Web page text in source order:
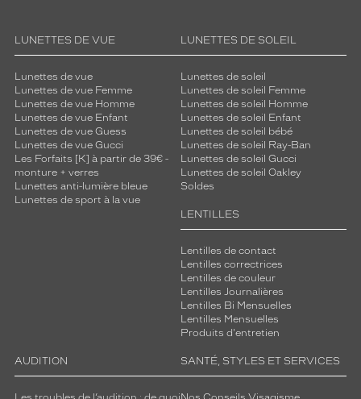
LUNETTES DE VUE
Lunettes de vue
Lunettes de vue Femme
Lunettes de vue Homme
Lunettes de vue Enfant
Lunettes de vue Guess
Lunettes de vue Gucci
Les Forfaits [K] à partir de 39€ -
monture + verres
Lunettes anti-lumière bleue
Lunettes de sport à la vue
LUNETTES DE SOLEIL
Lunettes de soleil
Lunettes de soleil Femme
Lunettes de soleil Homme
Lunettes de soleil Enfant
Lunettes de soleil bébé
Lunettes de soleil Ray-Ban
Lunettes de soleil Gucci
Lunettes de soleil Oakley
Soldes
LENTILLES
Lentilles de contact
Lentilles correctrices
Lentilles de couleur
Lentilles Journalières
Lentilles Bi Mensuelles
Lentilles Mensuelles
Produits d'entretien
AUDITION SANTÉ, STYLES ET SERVICES